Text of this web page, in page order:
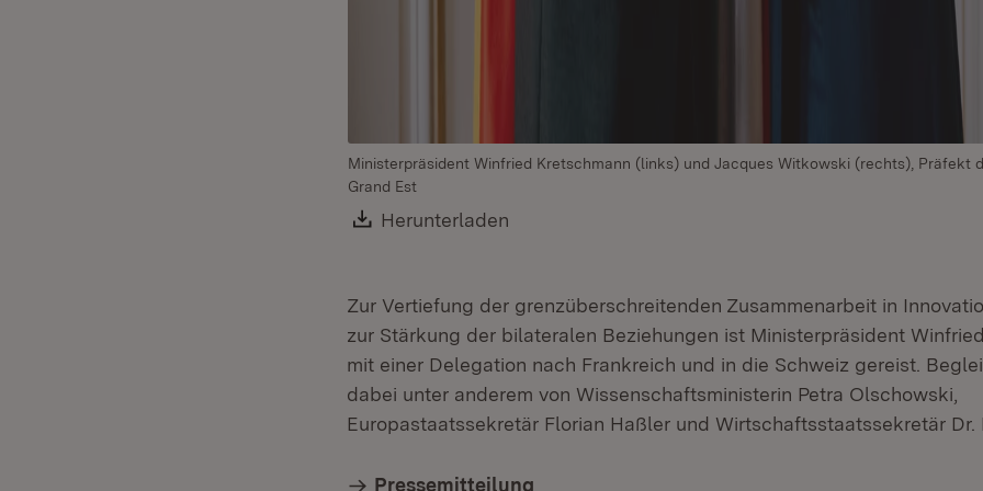
Ministerpräsident Winfried Kretschmann (links) und Jacques Witkowski (rechts), Präfekt
Grand Est
Download:
Herunterladen
Zur Vertiefung der grenzüberschreitenden Zusammenarbeit in
zur Stärkung der bilateralen Beziehungen ist Ministerpräsident
mit einer Delegation nach Frankreich und in die Schweiz gereist.
dabei unter anderem von Wissenschaftsministerin Petra Olschowski,
Europastaatssekretär Florian Haßler und Wirtschaftsstaatssekretär Dr.
Pressemitteilung